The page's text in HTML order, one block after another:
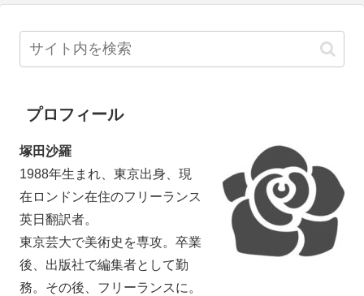
プロフィール
塚田沙羅
1988年生まれ、東京出身、現
在ロンドン在住のフリーランス
英日翻訳者。
東京芸大で美術史を専攻。卒業
後、出版社で編集者として勤
務。その後、フリーランスに。